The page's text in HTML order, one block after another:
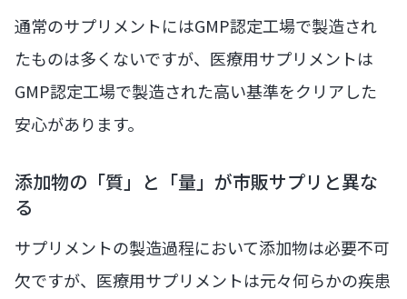
通常のサプリメントにはGMP認定工場で製造され
たものは多くないですが、医療用サプリメントは
GMP認定工場で製造された高い基準をクリアした
安心があります。
添加物の「質」と「量」が市販サプリと異な
る
サプリメントの製造過程において添加物は必要不可
欠ですが、医療用サプリメントは元々何らかの疾患